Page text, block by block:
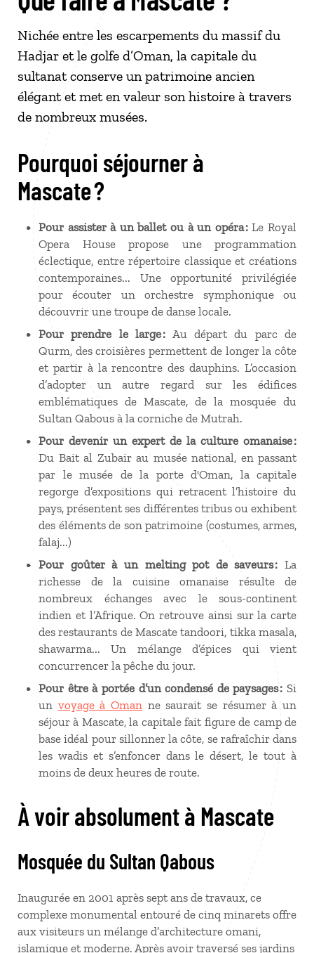
Nichée entre les escarpements du massif du
Hadjar et le golfe d’Oman, la capitale du
sultanat conserve un patrimoine ancien
élégant et met en valeur son histoire à travers
de nombreux musées.
Pourquoi séjourner à
Mascate ?
Pour assister à un ballet ou à un opéra :Le Royal
Opera House propose une programmation
éclectique, entre répertoire classique et créations
contemporaines... Une opportunité privilégiée
pour écouter un orchestre symphonique ou
découvrir une troupe de danse locale.
Pour prendre le large : Au départ du parc de
Qurm, des croisières permettent de longer la côte
et partir à la rencontre des dauphins. L’occasion
d’adopter un autre regard sur les édifices
emblématiques de Mascate, de la mosquée du
Sultan Qabous à la corniche de Mutrah.
Pour devenir un expert de la culture omanaise :
Du Bait al Zubair au musée national, en passant
par le musée de la porte d'Oman, la capitale
regorge d’expositions qui retracent l’histoire du
pays, présentent ses différentes tribus ou exhibent
des éléments de son patrimoine (costumes, armes,
falaj...)
Pour goûter à un melting pot de saveurs : La
richesse de la cuisine omanaise résulte de
nombreux échanges avec le sous-continent
indien et l’Afrique. On retrouve ainsi sur la carte
des restaurants de Mascate tandoori, tikka masala,
shawarma... Un mélange d’épices qui vient
concurrencer la pêche du jour.
Pour être à portée d’un condensé de paysages : Si
un voyage à Oman ne saurait se résumer à un
séjour à Mascate, la capitale fait figure de camp de
base idéal pour sillonner la côte, se rafraîchir dans
les wadis et s’enfoncer dans le désert, le tout à
moins de deux heures de route.
À voir absolument à Mascate
Mosquée du Sultan Qabous
Inaugurée en 2001 après sept ans de travaux, ce
complexe monumental entouré de cinq minarets offre
aux visiteurs un mélange d’architecture omani,
islamique et moderne. Après avoir traversé ses jardins